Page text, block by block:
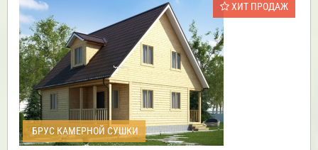
ХИТ ПРОДАЖ
БРУС КАМЕРНОЙ СУШКИ